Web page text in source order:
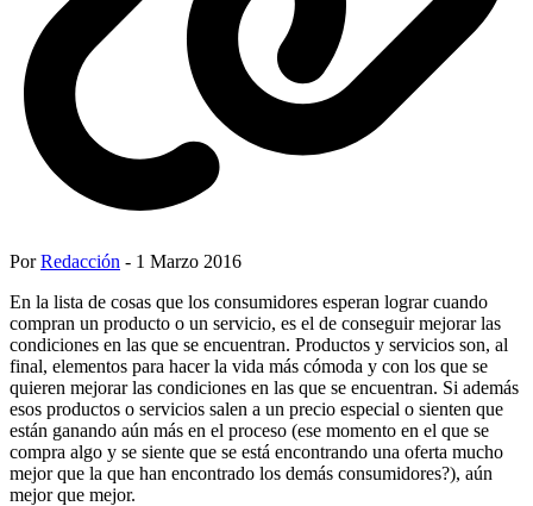
PorRedacción - 1 Marzo 2016
En la lista de cosas que los consumidores esperan lograr cuando
compran un producto o un servicio, es el de conseguir mejorar las
condiciones en las que se encuentran. Productos y servicios son, al
final, elementos para hacer la vida más cómoda y con los que se
quieren mejorar las condiciones en las que se encuentran. Si además
esos productos o servicios salen a un precio especial o sienten que
están ganando aún más en el proceso (ese momento en el que se
compra algo y se siente que se está encontrando una oferta mucho
mejor que la que han encontrado los demás consumidores?), aún
mejor que mejor.